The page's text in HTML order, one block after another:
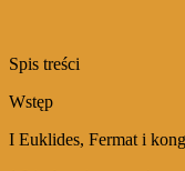
Spis treści
Wstęp
I Euklides, Fermat i